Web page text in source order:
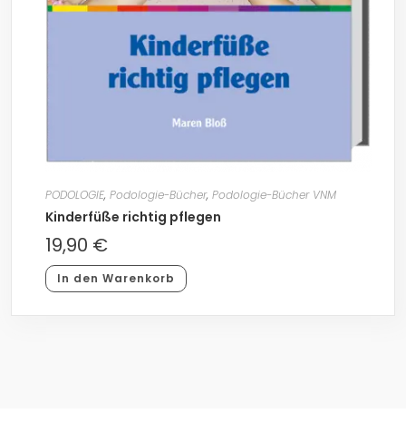
PODOLOGIE, Podologie-Bücher, Podologie-Bücher VNM
Kinderfüße richtig pflegen
19,90 €
In den Warenkorb